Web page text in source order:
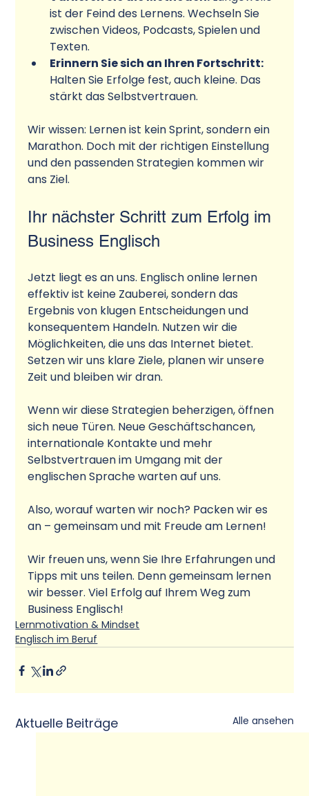
ist der Feind des Lernens. Wechseln Sie
zwischen Videos, Podcasts, Spielen und
Texten.
Erinnern Sie sich an Ihren Fortschritt:
Halten Sie Erfolge fest, auch kleine. Das
stärkt das Selbstvertrauen.
Wir wissen: Lernen ist kein Sprint, sondern ein
Marathon. Doch mit der richtigen Einstellung
und den passenden Strategien kommen wir
ans Ziel.
Ihr nächster Schritt zum Erfolg im
Business Englisch
Jetzt liegt es an uns. Englisch online lernen
effektiv ist keine Zauberei, sondern das
Ergebnis von klugen Entscheidungen und
konsequentem Handeln. Nutzen wir die
Möglichkeiten, die uns das Internet bietet.
Setzen wir uns klare Ziele, planen wir unsere
Zeit und bleiben wir dran.
Wenn wir diese Strategien beherzigen, öffnen
sich neue Türen. Neue Geschäftschancen,
internationale Kontakte und mehr
Selbstvertrauen im Umgang mit der
englischen Sprache warten auf uns.
Also, worauf warten wir noch? Packen wir es
an – gemeinsam und mit Freude am Lernen!
Wir freuen uns, wenn Sie Ihre Erfahrungen und
Tipps mit uns teilen. Denn gemeinsam lernen
wir besser. Viel Erfolg auf Ihrem Weg zum
Business Englisch!
Lernmotivation & Mindset
Englisch im Beruf
Aktuelle Beiträge Alle ansehen